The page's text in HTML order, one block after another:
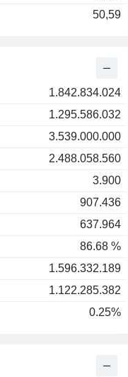
1.842.834.024
1.295.586.032
3.539.000.000
2.488.058.560
3.900
907.436
637.964
86.68 %
1.596.332.189
1.122.285.382
0.25%
50,59